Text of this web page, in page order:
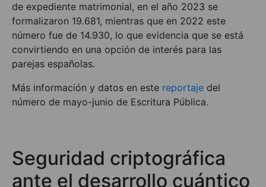
de expediente matrimonial, en el año 2023 se
formalizaron 19.681, mientras que en 2022 este
número fue de 14.930, lo que evidencia que se está
convirtiendo en una opción de interés para las
parejas españolas.
Más información y datos en este reportaje del
número de mayo-junio de Escritura Pública.
Seguridad criptográfica
ante el desarrollo cuántico